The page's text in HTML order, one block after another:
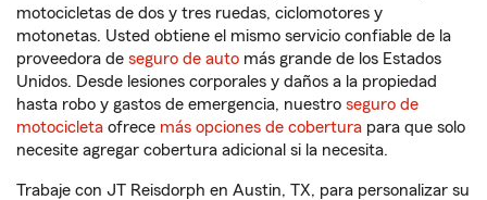
motocicletas de dos y tres ruedas, ciclomotores y
motonetas. Usted obtiene el mismo servicio confiable de la
proveedora de seguro de auto más grande de los Estados
Unidos. Desde lesiones corporales y daños a la propiedad
hasta robo y gastos de emergencia, nuestro seguro de
motocicleta ofrece más opciones de cobertura para que solo
necesite agregar cobertura adicional si la necesita.
Trabaje con JT Reisdorph en Austin, TX, para personalizar su